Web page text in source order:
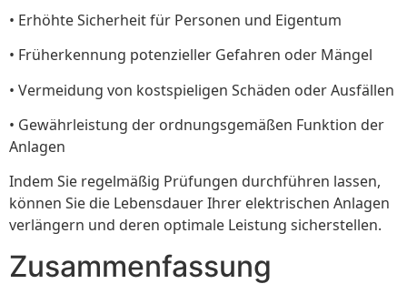
• Erhöhte Sicherheit für Personen und Eigentum
• Früherkennung potenzieller Gefahren oder Mängel
• Vermeidung von kostspieligen Schäden oder Ausfällen
• Gewährleistung der ordnungsgemäßen Funktion der
Anlagen
Indem Sie regelmäßig Prüfungen durchführen lassen,
können Sie die Lebensdauer Ihrer elektrischen Anlagen
verlängern und deren optimale Leistung sicherstellen.
Zusammenfassung